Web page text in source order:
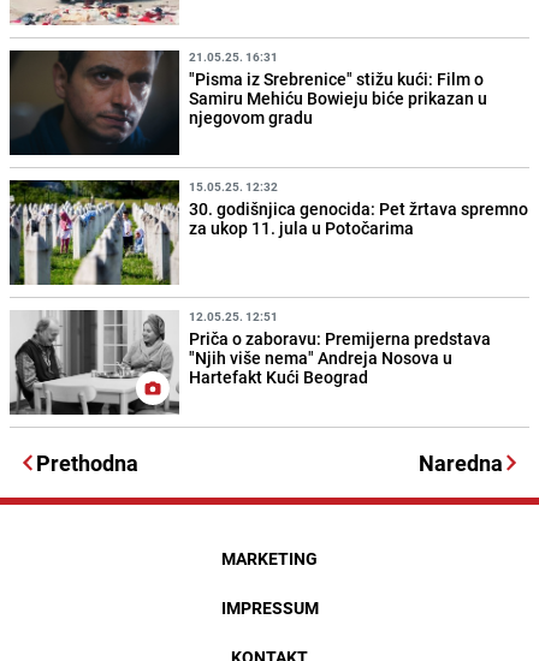
21.05.25. 16:31
"Pisma iz Srebrenice" stižu kući: Film o
Samiru Mehiću Bowieju biće prikazan u
njegovom gradu
15.05.25. 12:32
30. godišnjica genocida: Pet žrtava spremno
za ukop 11. jula u Potočarima
12.05.25. 12:51
Priča o zaboravu: Premijerna predstava
"Njih više nema" Andreja Nosova u
Hartefakt Kući Beograd
Prethodna Naredna
MARKETING
IMPRESSUM